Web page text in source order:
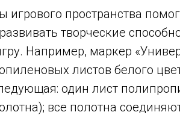
игрового пространства
творческие
Например, маркер
листов белого
один лист
все полотна